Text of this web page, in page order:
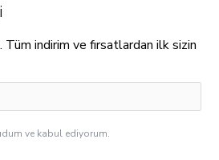
indirim ve fırsatlardan ilk sizin
ve kabul ediyorum.